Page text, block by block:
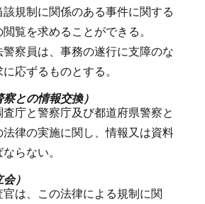
規制に関係のある事件に関する
覧を求めることができる。
察員は、事務の遂行に支障のな
応ずるものとする。
との情報交換）
庁と警察庁及び都道府県警察と
律の実施に関し、情報又は資料
らない。
）
は、この法律による規制に関